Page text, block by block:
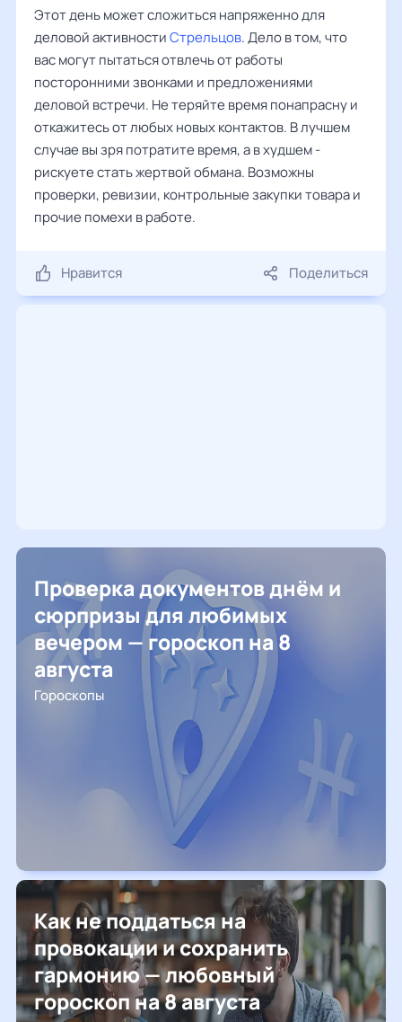
Этот день может сложиться напряженно для
деловой активностиСтрельцов. Дело в том, что
вас могут пытаться отвлечь от работы
посторонними звонками и предложениями
деловой встречи. Не теряйте время понапрасну и
откажитесь от любых новых контактов. В лучшем
случае вы зря потратите время, а в худшем -
рискуете стать жертвой обмана. Возможны
проверки, ревизии, контрольные закупки товара и
прочие помехи в работе.
Нравится Поделиться
Проверка документов днём и
сюрпризы для любимых
вечером — гороскоп на 8
августа
Гороскопы
Как не поддаться на
провокации и сохранить
гармонию — любовный
гороскоп на 8 августа